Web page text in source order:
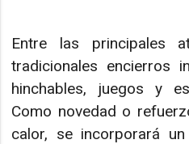
Entre las principales
tradicionales encierros
hinchables, juegos y
Como novedad o
calor, se incorporará